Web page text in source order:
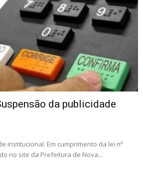
da publicidade
institucional. Em cumprimento da lei nº
no site da Prefeitura de Nova...